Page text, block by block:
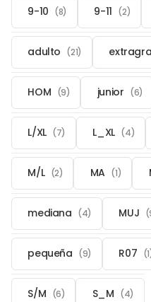
9-10 (8) 9-11 (2)
adulto (21)
HOM (9) junior (6)
L/XL (7) L_XL (4)
M/L (2) MA (1)
mediana (4) MUJ
pequeña (9) R07
S/M (6) S_M (4)